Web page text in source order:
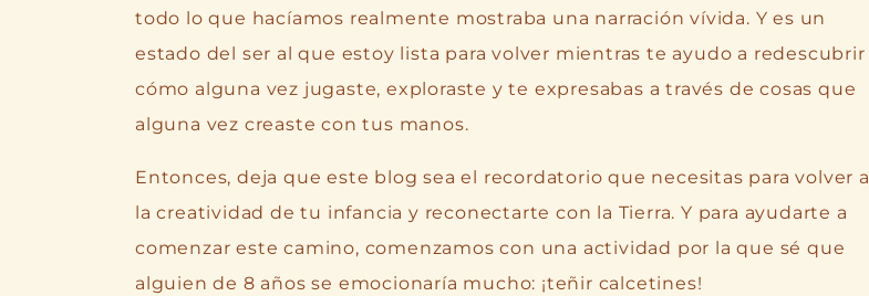
todo lo que hacíamos realmente mostraba una narración vívida. Y es un
estado del ser al que estoy lista para volver mientras te ayudo a redescubrir
cómo alguna vez jugaste, exploraste y te expresabas a través de cosas que
alguna vez creaste con tus manos.
Entonces, deja que este blog sea el recordatorio que necesitas para volver a
la creatividad de tu infancia y reconectarte con la Tierra. Y para ayudarte a
comenzar este camino, comenzamos con una actividad por la que sé que
alguien de 8 años se emocionaría mucho: ¡teñir calcetines!